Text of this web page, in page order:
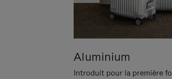
Aluminium
Introduit pour la première